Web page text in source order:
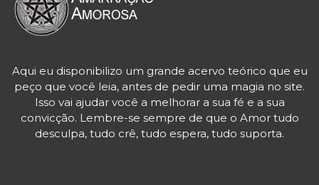
Aqui eu disponibilizo um grande acervo teórico que eu
peço que você leia, antes de pedir uma magia no site.
Isso vai ajudar você a melhorar a sua fé e a sua
convicção. Lembre-se sempre de que o Amor tudo
desculpa, tudo crê, tudo espera, tudo suporta.